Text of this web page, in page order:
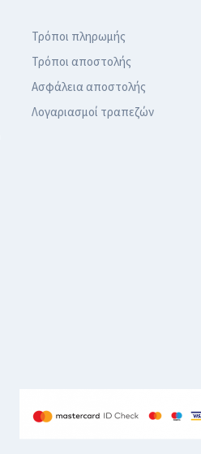
Τρόποι πληρωμής
Τρόποι αποστολής
Ασφάλεια αποστολής
Λογαριασμοί τραπεζών